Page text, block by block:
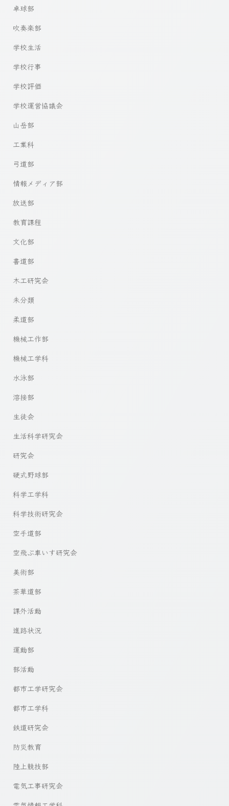
卓球部
吹奏楽部
学校生活
学校行事
学校評価
学校運営協議会
山岳部
工業科
弓道部
情報メディア部
放送部
教育課程
文化部
書道部
木工研究会
未分類
柔道部
機械工作部
機械工学科
水泳部
溶接部
生徒会
生活科学研究会
研究会
硬式野球部
科学工学科
科学技術研究会
空手道部
空飛ぶ車いす研究会
美術部
茶華道部
課外活動
進路状況
運動部
部活動
都市工学研究会
都市工学科
鉄道研究会
防災教育
陸上競技部
電気工事研究会